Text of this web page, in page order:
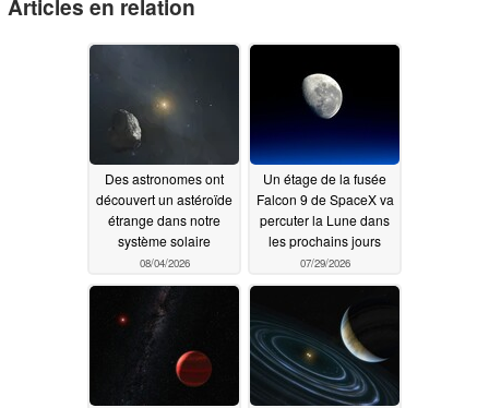
Articles en relation
Des astronomes ont
découvert un astéroïde
étrange dans notre
système solaire
08/04/2026
Un étage de la fusée
Falcon 9 de SpaceX va
percuter la Lune dans
les prochains jours
07/29/2026